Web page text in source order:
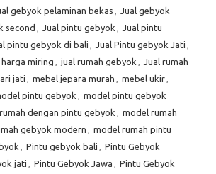
gebyok pelaminan bekas , Jual gebyok
second , Jual pintu gebyok , Jual pintu
pintu gebyok di bali , Jual Pintu gebyok Jati ,
miring , jual rumah gebyok , Jual rumah
jati , mebel jepara murah , mebel ukir,
pintu gebyok , model pintu gebyok
dengan pintu gebyok , model rumah
gebyok modern , model rumah pintu
, Pintu gebyok bali , Pintu Gebyok
jati , Pintu Gebyok Jawa , Pintu Gebyok